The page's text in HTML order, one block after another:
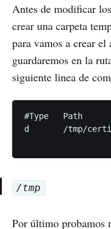
Antes de modificar
crear una carpeta
para vamos a crear el
guardaremos en la
siguiente linea de
#Type 	Path        		Mode 	UID  		GID  		Age
d    	/tmp/certificates   	0755    www-data	www-data	-
/tmp
Por último probamos